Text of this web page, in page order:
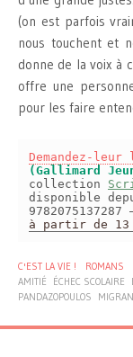
(on est parfois
nous touchent et
donne de la voix à
offre une
pour les faire
Demandez-
(Gallimard
collection
disponible
9782075137287
à partir de 13
C'EST LA VIE !
ROMANS
AMITIÉ
ÉCHEC SCOLAIRE
PANDAZOPOULOS